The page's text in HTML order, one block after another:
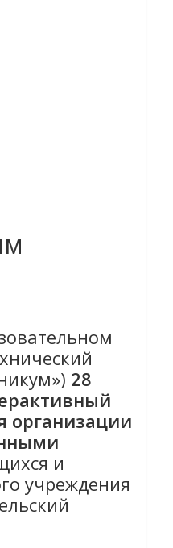
28
организации
и
учреждения